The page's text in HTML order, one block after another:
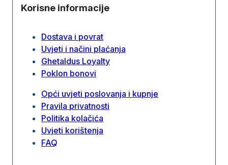
Korisne informacije
Dostava i povrat
Uvjeti i načini plaćanja
Ghetaldus Loyalty
Poklon bonovi
Opći uvjeti poslovanja i kupnje
Pravila privatnosti
Politika kolačića
Uvjeti korištenja
FAQ